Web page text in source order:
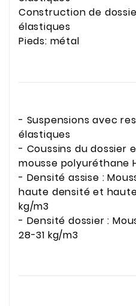
Construction de
élastiques
Pieds: métal
- Suspensions avec
élastiques
- Coussins du dossier
mousse polyuréthane
- Densité assise :
haute densité et
kg/m3
- Densité dossier :
28-31 kg/m3